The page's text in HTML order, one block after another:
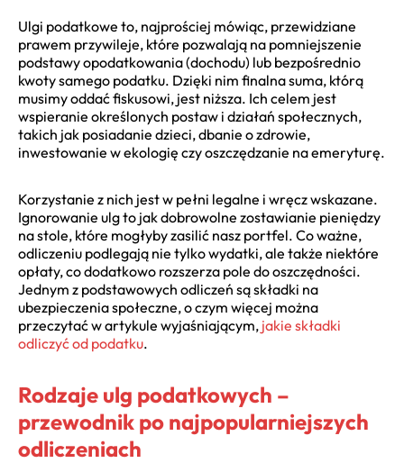
Ulgi podatkowe to, najprościej mówiąc, przewidziane
prawem przywileje, które pozwalają na pomniejszenie
podstawy opodatkowania (dochodu) lub bezpośrednio
kwoty samego podatku. Dzięki nim finalna suma, którą
musimy oddać fiskusowi, jest niższa. Ich celem jest
wspieranie określonych postaw i działań społecznych,
takich jak posiadanie dzieci, dbanie o zdrowie,
inwestowanie w ekologię czy oszczędzanie na emeryturę.
Korzystanie z nich jest w pełni legalne i wręcz wskazane.
Ignorowanie ulg to jak dobrowolne zostawianie pieniędzy
na stole, które mogłyby zasilić nasz portfel. Co ważne,
odliczeniu podlegają nie tylko wydatki, ale także niektóre
opłaty, co dodatkowo rozszerza pole do oszczędności.
Jednym z podstawowych odliczeń są składki na
ubezpieczenia społeczne, o czym więcej można
przeczytać w artykule wyjaśniającym, jakie składki
odliczyć od podatku.
Rodzaje ulg podatkowych –
przewodnik po najpopularniejszych
odliczeniach